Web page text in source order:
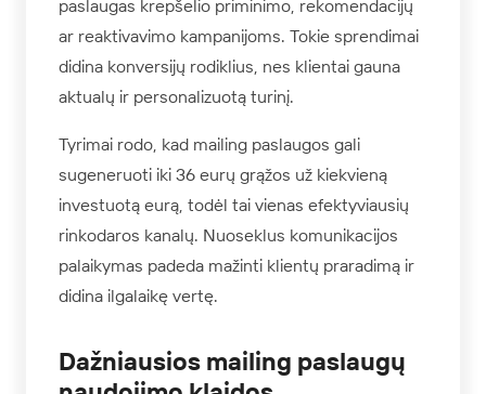
paslaugas krepšelio priminimo, rekomendacijų
ar reaktivavimo kampanijoms. Tokie sprendimai
didina konversijų rodiklius, nes klientai gauna
aktualų ir personalizuotą turinį.
Tyrimai rodo, kad mailing paslaugos gali
sugeneruoti iki 36 eurų grąžos už kiekvieną
investuotą eurą, todėl tai vienas efektyviausių
rinkodaros kanalų. Nuoseklus komunikacijos
palaikymas padeda mažinti klientų praradimą ir
didina ilgalaikę vertę.
Dažniausios mailing paslaugų